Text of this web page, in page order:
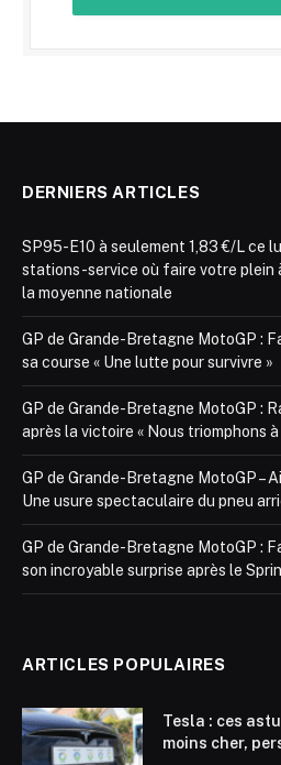
DERNIERS ARTICLES
SP95-E10 à seulement 1,83 €/L ce
stations-service où faire votre plein
la moyenne nationale
GP de Grande-Bretagne MotoGP :
sa course « Une lutte pour survivre »
GP de Grande-Bretagne MotoGP :
après la victoire « Nous triomphons à
GP de Grande-Bretagne MotoGP –
Une usure spectaculaire du pneu
GP de Grande-Bretagne MotoGP :
son incroyable surprise après le
ARTICLES POPULAIRES
Tesla : ces
moins cher,